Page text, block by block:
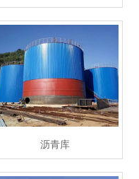
沥青库